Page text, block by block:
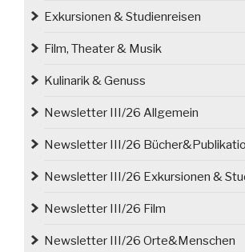
Exkursionen & Studienreisen
Film, Theater & Musik
Kulinarik & Genuss
Newsletter III/26 Allgemein
Newsletter III/26
Newsletter III/26 Exkursionen &
Newsletter III/26 Film
Newsletter III/26 Orte&Menschen